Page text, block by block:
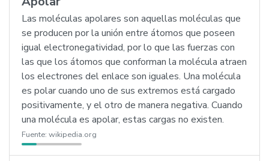
Las moléculas apolares son aquellas moléculas que
se producen por la unión entre átomos que poseen
igual electronegatividad, por lo que las fuerzas con
las que los átomos que conforman la molécula atraen
los electrones del enlace son iguales. Una molécula
es polar cuando uno de sus extremos está cargado
positivamente, y el otro de manera negativa. Cuando
una molécula es apolar, estas cargas no existen.
Fuente: wikipedia.org